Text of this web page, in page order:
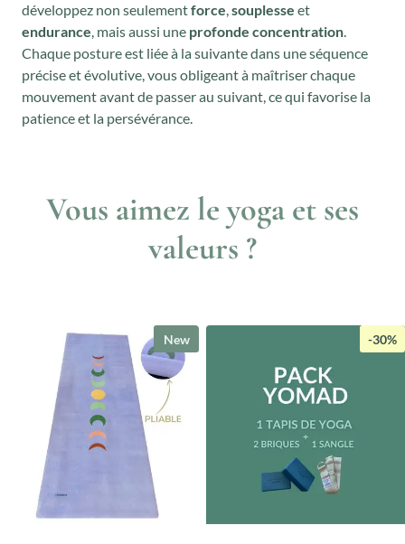
développez non seulementforce,souplesse et
endurance, mais aussi une profonde concentration.
Chaque posture est liée à la suivante dans une séquence
précise et évolutive, vous obligeant à maîtriser chaque
mouvement avant de passer au suivant, ce qui favorise la
patience et la persévérance.
Vous aimez le yoga et ses
valeurs ?
New -30%